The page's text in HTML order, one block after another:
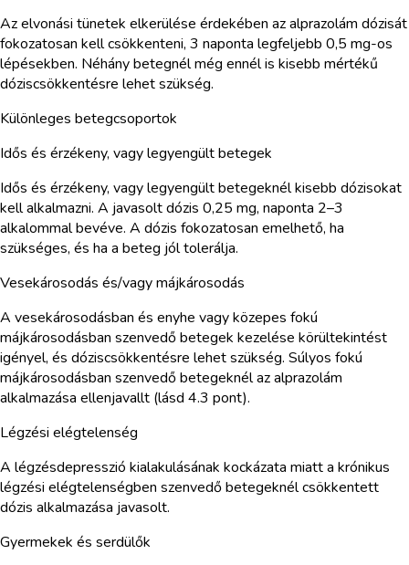
Az elvonási tünetek elkerülése érdekében az alprazolám dózisát
fokozatosan kell csökkenteni, 3 naponta legfeljebb 0,5 mg-os
lépésekben. Néhány betegnél még ennél is kisebb mértékű
dóziscsökkentésre lehet szükség.
Különleges betegcsoportok
Idős és érzékeny, vagy legyengült betegek
Idős és érzékeny, vagy legyengült betegeknél kisebb dózisokat
kell alkalmazni. A javasolt dózis 0,25 mg, naponta 2–3
alkalommal bevéve. A dózis fokozatosan emelhető, ha
szükséges, és ha a beteg jól tolerálja.
Vesekárosodás és/vagy májkárosodás
A vesekárosodásban és enyhe vagy közepes fokú
májkárosodásban szenvedő betegek kezelése körültekintést
igényel, és dóziscsökkentésre lehet szükség. Súlyos fokú
májkárosodásban szenvedő betegeknél az alprazolám
alkalmazása ellenjavallt (lásd 4.3 pont).
Légzési elégtelenség
A légzésdepresszió kialakulásának kockázata miatt a krónikus
légzési elégtelenségben szenvedő betegeknél csökkentett
dózis alkalmazása javasolt.
Gyermekek és serdülők